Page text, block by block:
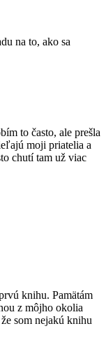
to často, ale prešla
moji priatelia a
chutí tam už viac
knihu. Pamätám
z môjho okolia
som nejakú knihu